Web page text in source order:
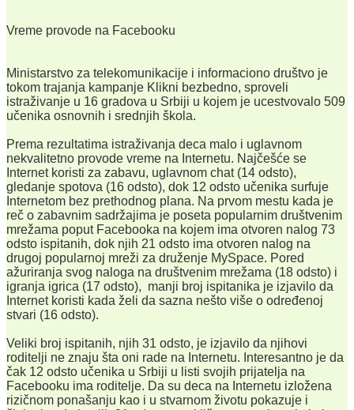
Vreme provode na Facebooku
Ministarstvo za telekomunikacije i informaciono društvo je
tokom trajanja kampanje Klikni bezbedno, sproveli
istraživanje u 16 gradova u Srbiji u kojem je ucestvovalo 509
učenika osnovnih i srednjih škola.
Prema rezultatima istraživanja deca malo i uglavnom
nekvalitetno provode vreme na Internetu. Najčešće se
Internet koristi za zabavu, uglavnom chat (14 odsto),
gledanje spotova (16 odsto), dok 12 odsto učenika surfuje
Internetom bez prethodnog plana. Na prvom mestu kada je
reč o zabavnim sadržajima je poseta popularnim društvenim
mrežama poput Facebooka na kojem ima otvoren nalog 73
odsto ispitanih, dok njih 21 odsto ima otvoren nalog na
drugoj popularnoj mreži za druženje MySpace. Pored
ažuriranja svog naloga na društvenim mrežama (18 odsto) i
igranja igrica (17 odsto), manji broj ispitanika je izjavilo da
Internet koristi kada želi da sazna nešto više o određenoj
stvari (16 odsto).
Veliki broj ispitanih, njih 31 odsto, je izjavilo da njihovi
roditelji ne znaju šta oni rade na Internetu. Interesantno je da
čak 12 odsto učenika u Srbiji u listi svojih prijatelja na
Facebooku ima roditelje. Da su deca na Internetu izložena
rizičnom ponašanju kao i u stvarnom životu pokazuje i